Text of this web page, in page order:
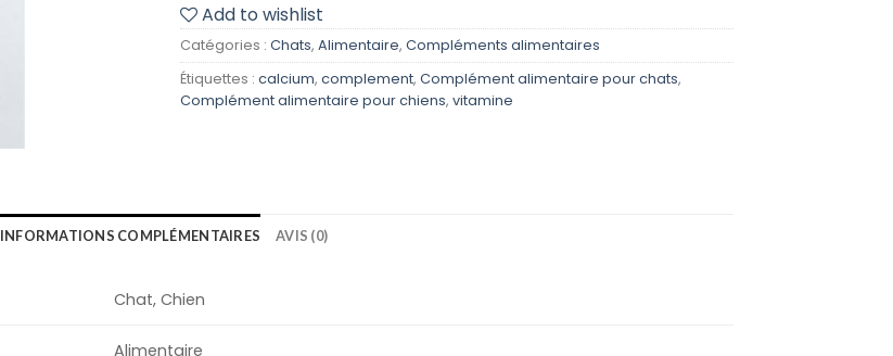
Add to wishlist
Catégories : Chats, Alimentaire, Compléments alimentaires
Étiquettes : calcium, complement, Complément alimentaire pour chats,
Complément alimentaire pour chiens, vitamine
INFORMATIONS COMPLÉMENTAIRES AVIS (0)
Chat, Chien
Alimentaire